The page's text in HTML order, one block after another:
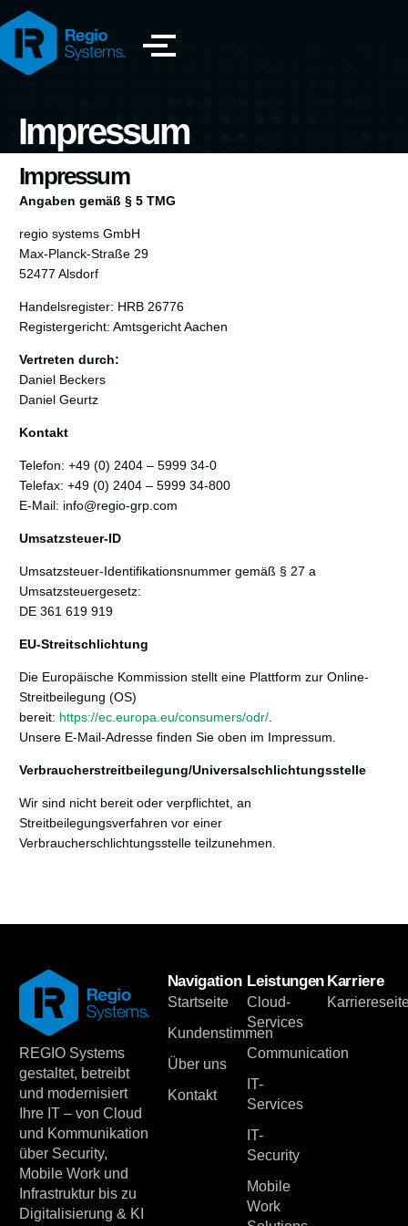
Impressum
Impressum
Angaben gemäß § 5 TMG
regio systems GmbH
Max-Planck-Straße 29
52477 Alsdorf
Handelsregister: HRB 26776
Registergericht: Amtsgericht Aachen
Vertreten durch:
Daniel Beckers
Daniel Geurtz
Kontakt
Telefon: +49 (0) 2404 – 5999 34-0
Telefax: +49 (0) 2404 – 5999 34-800
E-Mail: info@regio-grp.com
Umsatzsteuer-ID
Umsatzsteuer-Identifikationsnummer gemäß § 27 a
Umsatzsteuergesetz:
DE 361 619 919
EU-Streitschlichtung
Die Europäische Kommission stellt eine Plattform zur Online-
Streitbeilegung (OS)
bereit: https://ec.europa.eu/consumers/odr/
Unsere E-Mail-Adresse finden Sie oben im Impressum.
Verbraucher­streit­beilegung/Universal­schlichtungs­stelle
Wir sind nicht bereit oder verpflichtet, an
Streitbeilegungsverfahren vor einer
Verbraucherschlichtungsstelle teilzunehmen.
REGIO Systems
gestaltet, betreibt
und modernisiert
Ihre IT – von Cloud
und Kommunikation
über Security,
Mobile Work und
Infrastruktur bis zu
Digitalisierung & KI
Navigation
Startseite
Kundenstimmen
Über uns
Kontakt
Leistungen
Cloud-
Services
Communication
IT-
Services
IT-
Security
Mobile
Work
Karriere